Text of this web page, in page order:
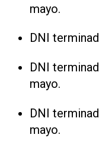
mayo.
DNI
DNI
mayo.
DNI
mayo.